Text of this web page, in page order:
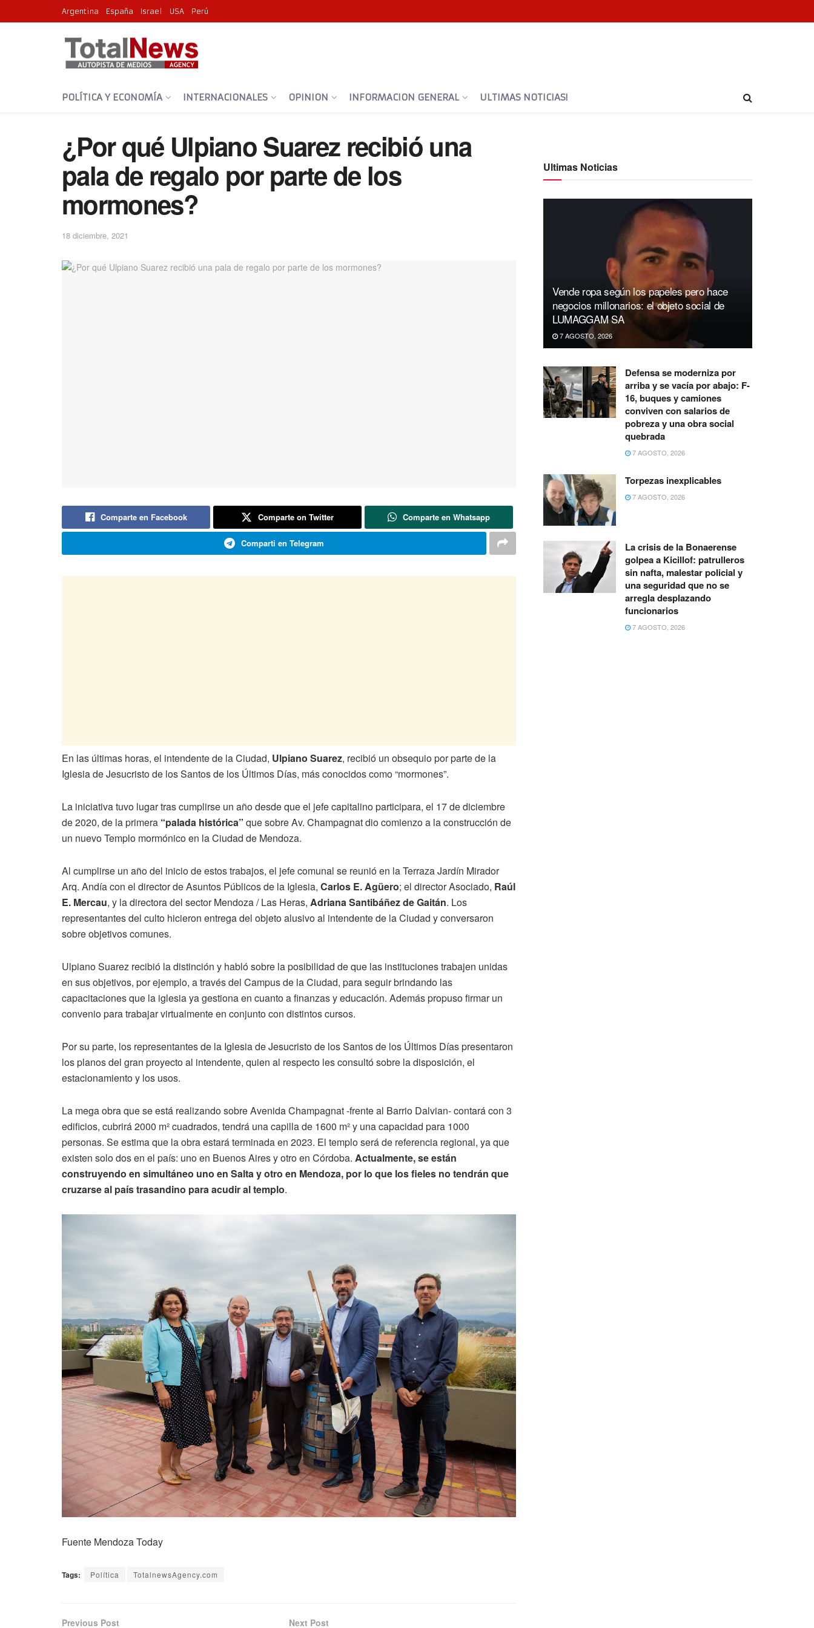
Argentina España Israel USA Perú
POLÍTICA Y ECONOMÍA INTERNACIONALES OPINION INFORMACION GENERAL ULTIMAS NOTICIAS!
¿Por qué Ulpiano Suarez recibió una
pala de regalo por parte de los
mormones?
18 diciembre, 2021
Comparte en Facebook Comparte on Twitter Comparte en Whatsapp
Comparti en Telegram
En las últimas horas, el intendente de la Ciudad, Ulpiano Suarez, recibió un obsequio por parte de la
Iglesia de Jesucristo de los Santos de los Últimos Días, más conocidos como “mormones”.
La iniciativa tuvo lugar tras cumplirse un año desde que el jefe capitalino participara, el 17 de diciembre
de 2020, de la primera “palada histórica” que sobre Av. Champagnat dio comienzo a la construcción de
un nuevo Templo mormónico en la Ciudad de Mendoza.
Al cumplirse un año del inicio de estos trabajos, el jefe comunal se reunió en la Terraza Jardín Mirador
Arq. Andía con el director de Asuntos Públicos de la Iglesia, Carlos E. Agüero; el director Asociado, Raúl
E. Mercau, y la directora del sector Mendoza / Las Heras, Adriana Santibáñez de Gaitán. Los
representantes del culto hicieron entrega del objeto alusivo al intendente de la Ciudad y conversaron
sobre objetivos comunes.
Ulpiano Suarez recibió la distinción y habló sobre la posibilidad de que las instituciones trabajen unidas
en sus objetivos, por ejemplo, a través del Campus de la Ciudad, para seguir brindando las
capacitaciones que la iglesia ya gestiona en cuanto a finanzas y educación. Además propuso firmar un
convenio para trabajar virtualmente en conjunto con distintos cursos.
Por su parte, los representantes de la Iglesia de Jesucristo de los Santos de los Últimos Días presentaron
los planos del gran proyecto al intendente, quien al respecto les consultó sobre la disposición, el
estacionamiento y los usos.
La mega obra que se está realizando sobre Avenida Champagnat -frente al Barrio Dalvian- contará con 3
edificios, cubrirá 2000 m² cuadrados, tendrá una capilla de 1600 m² y una capacidad para 1000
personas. Se estima que la obra estará terminada en 2023. El templo será de referencia regional, ya que
existen solo dos en el país: uno en Buenos Aires y otro en Córdoba. Actualmente, se están
construyendo en simultáneo uno en Salta y otro en Mendoza, por lo que los fieles no tendrán que
cruzarse al país trasandino para acudir al templo.
Fuente Mendoza Today
Tags: Política TotalnewsAgency.com
Previous Post Next Post
Ultimas Noticias
Vende ropa según los papeles pero hace
negocios millonarios: el objeto social de
LUMAGGAM SA
7 AGOSTO, 2026
Defensa se moderniza por
arriba y se vacía por abajo: F-
16, buques y camiones
conviven con salarios de
pobreza y una obra social
quebrada
7 AGOSTO, 2026
Torpezas inexplicables
7 AGOSTO, 2026
La crisis de la Bonaerense
golpea a Kicillof: patrulleros
sin nafta, malestar policial y
una seguridad que no se
arregla desplazando
funcionarios
7 AGOSTO, 2026